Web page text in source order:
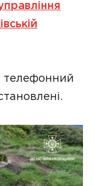
телефонний